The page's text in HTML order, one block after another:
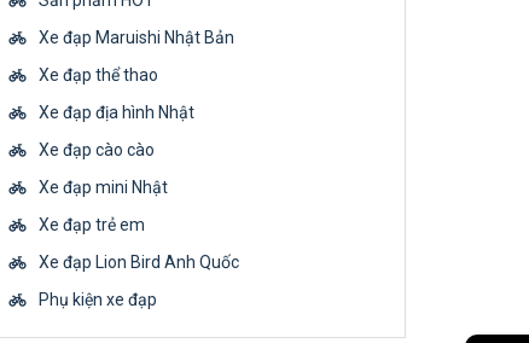
Xe đạp Maruishi Nhật Bản
Xe đạp thể thao
Xe đạp địa hình Nhật
Xe đạp cào cào
Xe đạp mini Nhật
Xe đạp trẻ em
Xe đạp Lion Bird Anh Quốc
Phụ kiện xe đạp